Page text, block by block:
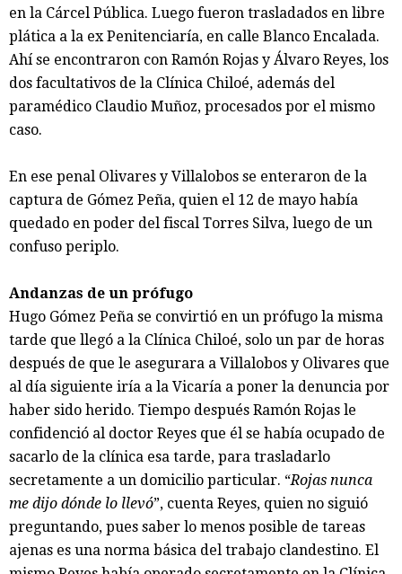
en la Cárcel Pública. Luego fueron trasladados en libre
plática a la ex Penitenciaría, en calle Blanco Encalada.
Ahí se encontraron con Ramón Rojas y Álvaro Reyes, los
dos facultativos de la Clínica Chiloé, además del
paramédico Claudio Muñoz, procesados por el mismo
caso.
En ese penal Olivares y Villalobos se enteraron de la
captura de Gómez Peña, quien el 12 de mayo había
quedado en poder del fiscal Torres Silva, luego de un
confuso periplo.
Andanzas de un prófugo
Hugo Gómez Peña se convirtió en un prófugo la misma
tarde que llegó a la Clínica Chiloé, solo un par de horas
después de que le asegurara a Villalobos y Olivares que
al día siguiente iría a la Vicaría a poner la denuncia por
haber sido herido. Tiempo después Ramón Rojas le
confidenció al doctor Reyes que él se había ocupado de
sacarlo de la clínica esa tarde, para trasladarlo
secretamente a un domicilio particular. “Rojas nunca
me dijo dónde lo llevó”, cuenta Reyes, quien no siguió
preguntando, pues saber lo menos posible de tareas
ajenas es una norma básica del trabajo clandestino. El